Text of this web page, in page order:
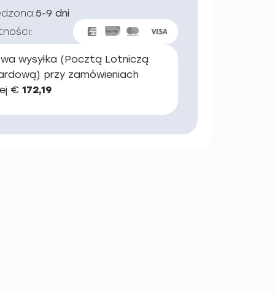
5-9 dni
wysyłka (Pocztą Lotniczą
przy zamówieniach
€ 172,19